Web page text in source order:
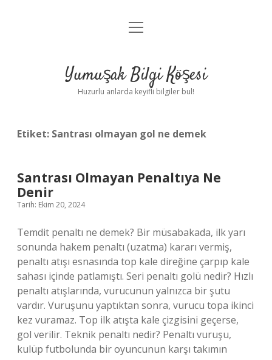
Anasayfa
Yasal Uyarı
menüyü
Yumuşak Bilgi Köşesi
Huzurlu anlarda keyifli bilgiler bul!
Etiket: Santrası olmayan gol ne demek
Santrası Olmayan Penaltıya Ne
Denir
Tarih: Ekim 20, 2024
Temdit penaltı ne demek? Bir müsabakada, ilk yarı
sonunda hakem penaltı (uzatma) kararı vermiş,
penaltı atışı esnasında top kale direğine çarpıp kale
sahası içinde patlamıştı. Seri penaltı golü nedir? Hızlı
penaltı atışlarında, vurucunun yalnızca bir şutu
vardır. Vuruşunu yaptıktan sonra, vurucu topa ikinci
kez vuramaz. Top ilk atışta kale çizgisini geçerse,
gol verilir. Teknik penaltı nedir? Penaltı vuruşu,
kulüp futbolunda bir oyuncunun karşı takımın